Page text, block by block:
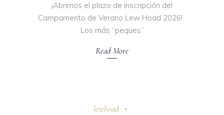
¡Abrimos el plazo de inscripción del
Campamento de Verano Lew Hoad 2026!
Los más “peques”
Read More
lewhoad